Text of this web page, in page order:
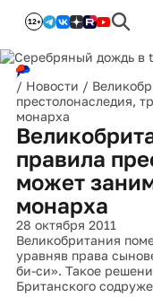
12+
/ Новости /
престолонаследия,
монарха
правила
может
монарха
28 октября 2011
Великобритания
уравняв права
би-си». Такое
Британского